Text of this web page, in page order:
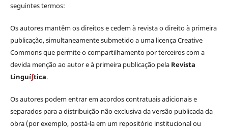
seguintes termos:
Os autores mantêm os direitos e cedem à revista o direito à primeira
publicação, simultaneamente submetido a uma licença Creative
Commons que permite o compartilhamento por terceiros com a
devida menção ao autor e à primeira publicação pela Revista
Linguí∫tica.
Os autores podem entrar em acordos contratuais adicionais e
separados para a distribuição não exclusiva da versão publicada da
obra (por exemplo, postá-la em um repositório institucional ou